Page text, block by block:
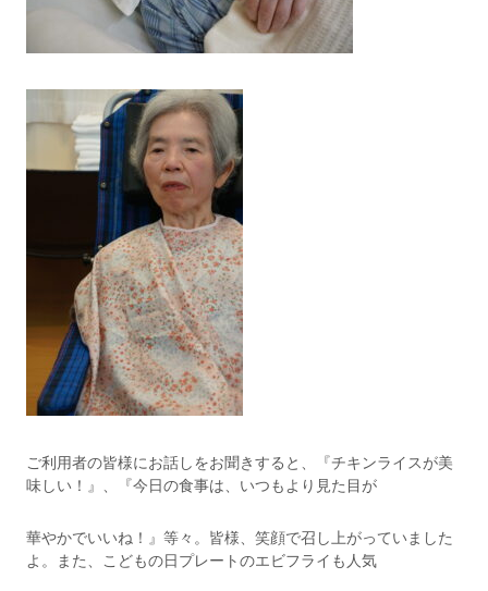
ご利用者の皆様にお話しをお聞きすると、『チキンライスが美
味しい！』、『今日の食事は、いつもより見た目が
華やかでいいね！』等々。皆様、笑顔で召し上がっていました
よ。また、こどもの日プレートのエビフライも人気